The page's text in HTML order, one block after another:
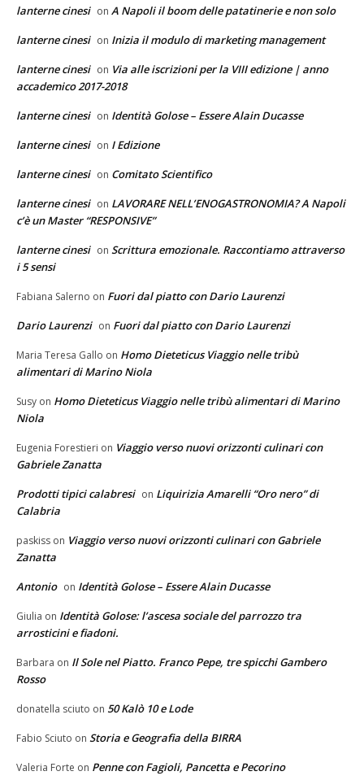
lanterne cinesi on A Napoli il boom delle patatinerie e non solo
lanterne cinesi on Inizia il modulo di marketing management
lanterne cinesi on Via alle iscrizioni per la VIII edizione | anno
accademico 2017-2018
lanterne cinesi on Identità Golose – Essere Alain Ducasse
lanterne cinesi on I Edizione
lanterne cinesi on Comitato Scientifico
lanterne cinesi on LAVORARE NELL’ENOGASTRONOMIA? A Napoli
c’è un Master “RESPONSIVE”
lanterne cinesi on Scrittura emozionale. Raccontiamo attraverso
i 5 sensi
Fabiana Salerno on Fuori dal piatto con Dario Laurenzi
Dario Laurenzi on Fuori dal piatto con Dario Laurenzi
Maria Teresa Gallo on Homo Dieteticus Viaggio nelle tribù
alimentari di Marino Niola
Susy on Homo Dieteticus Viaggio nelle tribù alimentari di Marino
Niola
Eugenia Forestieri on Viaggio verso nuovi orizzonti culinari con
Gabriele Zanatta
Prodotti tipici calabresi on Liquirizia Amarelli “Oro nero” di
Calabria
paskiss on Viaggio verso nuovi orizzonti culinari con Gabriele
Zanatta
Antonio on Identità Golose – Essere Alain Ducasse
Giulia on Identità Golose: l’ascesa sociale del parrozzo tra
arrosticini e fiadoni.
Barbara on Il Sole nel Piatto. Franco Pepe, tre spicchi Gambero
Rosso
donatella sciuto on 50 Kalò 10 e Lode
Fabio Sciuto on Storia e Geografia della BIRRA
Valeria Forte on Penne con Fagioli, Pancetta e Pecorino